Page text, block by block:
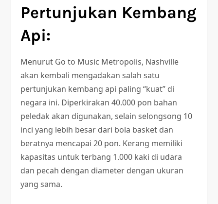
Pertunjukan Kembang
Api:
Menurut Go to Music Metropolis, Nashville
akan kembali mengadakan salah satu
pertunjukan kembang api paling “kuat” di
negara ini. Diperkirakan 40.000 pon bahan
peledak akan digunakan, selain selongsong 10
inci yang lebih besar dari bola basket dan
beratnya mencapai 20 pon. Kerang memiliki
kapasitas untuk terbang 1.000 kaki di udara
dan pecah dengan diameter dengan ukuran
yang sama.